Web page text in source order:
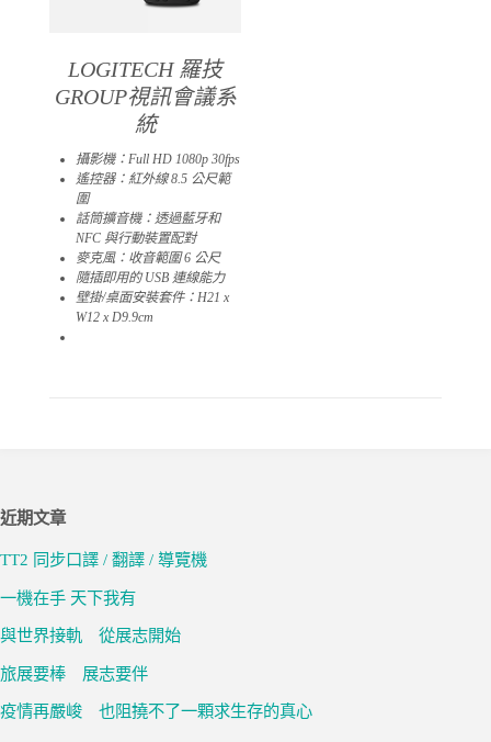
LOGITECH 羅技
GROUP視訊會議系
統
攝影機：Full HD 1080p 30fps
遙控器：紅外線 8.5 公尺範
圍
話筒擴音機：透過藍牙和
NFC 與行動裝置配對
麥克風：收音範圍 6 公尺
隨插即用的 USB 連線能力
壁掛/桌面安裝套件：H21 x
W12 x D9.9cm
近期文章
TT2 同步口譯 / 翻譯 / 導覽機
一機在手 天下我有
與世界接軌 從展志開始
旅展要棒 展志要伴
疫情再嚴峻 也阻撓不了一顆求生存的真心